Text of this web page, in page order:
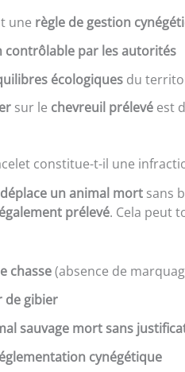
une règle de gestion
contrôlable par les autorités
écologiques du
sur le chevreuil prélevé est
constitue-t-il une
déplace un animal mort sans
prélevé. Cela peut
chasse(absence de
de gibier
sauvage mort sans
cynégétique